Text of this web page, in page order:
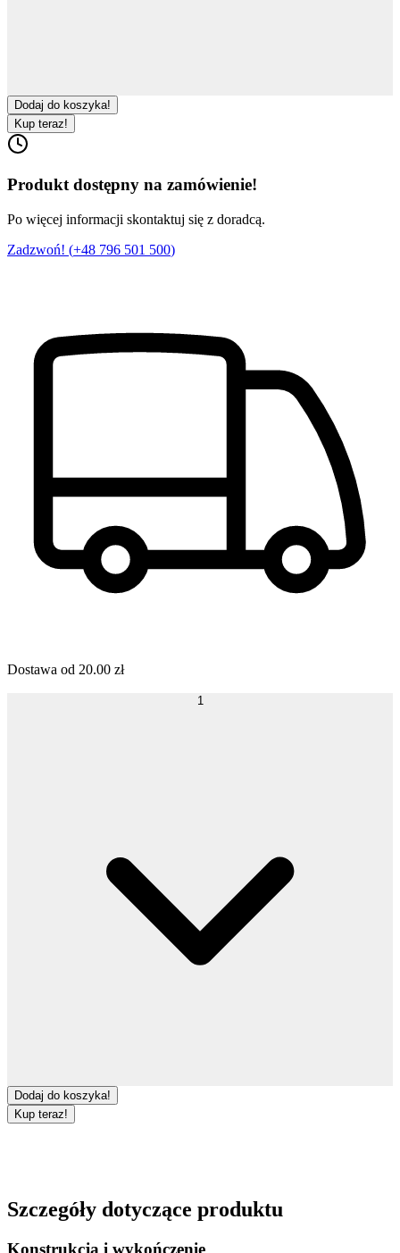
Dodaj do koszyka!
Kup teraz!
Produkt dostępny na zamówienie!
Po więcej informacji skontaktuj się z doradcą.
Zadzwoń! (+48 796 501 500)
Dostawa od 20.00 zł
1
Dodaj do koszyka!
Kup teraz!
Szczegóły dotyczące produktu